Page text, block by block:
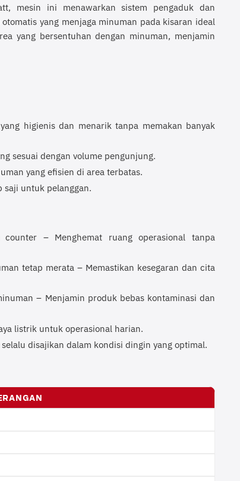
mesin ini menawarkan sistem pengaduk dan
yang menjaga minuman pada kisaran ideal
yang bersentuhan dengan minuman, menjamin
higienis dan menarik tanpa memakan banyak
sesuai dengan volume pengunjung.
yang efisien di area terbatas.
untuk pelanggan.
– Menghemat ruang operasional tanpa
tetap merata – Memastikan kesegaran dan cita
– Menjamin produk bebas kontaminasi dan
listrik untuk operasional harian.
disajikan dalam kondisi dingin yang optimal.